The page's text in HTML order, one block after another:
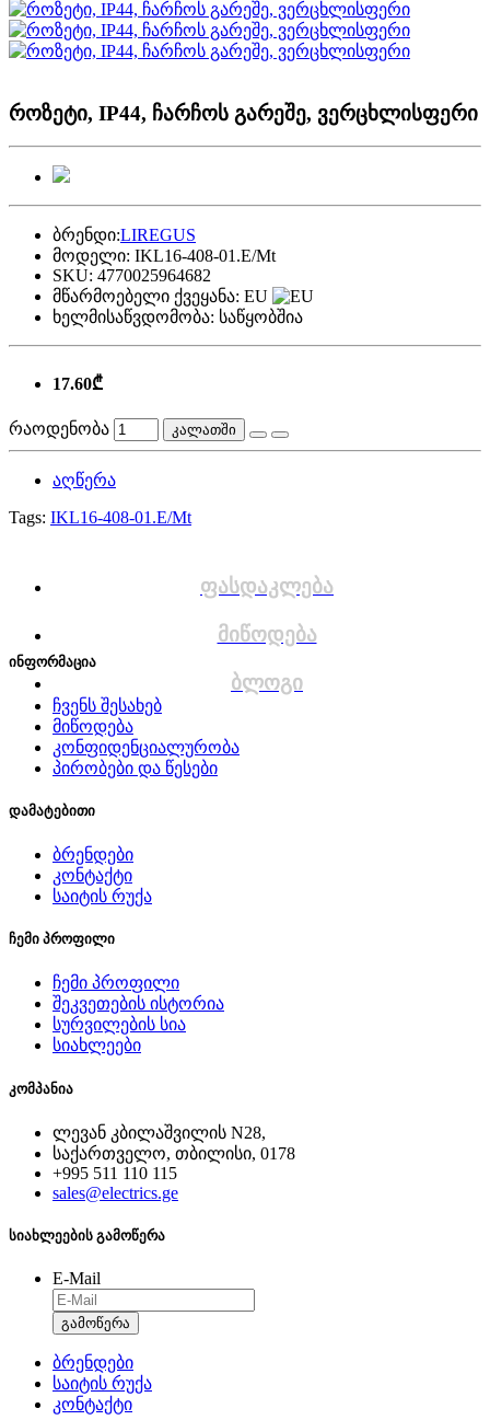
როზეტი, IP44, ჩარჩოს გარეშე, ვერცხლისფერი
ბრენდი:LIREGUS
მოდელი: IKL16-408-01.E/Mt
SKU: 4770025964682
მწარმოებელი ქვეყანა: EU
ხელმისაწვდომობა: საწყობშია
17.60₾
რაოდენობა კალათში
აღწერა
Tags: IKL16-408-01.E/Mt
ფასდაკლება
მიწოდება
ბლოგი
ინფორმაცია
ჩვენს შესახებ
მიწოდება
კონფიდენციალურობა
პირობები და წესები
დამატებითი
ბრენდები
კონტაქტი
საიტის რუქა
ჩემი პროფილი
ჩემი პროფილი
შეკვეთების ისტორია
სურვილების სია
სიახლეები
კომპანია
ლევან კბილაშვილის N28,
საქართველო, თბილისი, 0178
+995 511 110 115
sales@electrics.ge
სიახლეების გამოწერა
E-Mail
გამოწერა
ბრენდები
საიტის რუქა
კონტაქტი